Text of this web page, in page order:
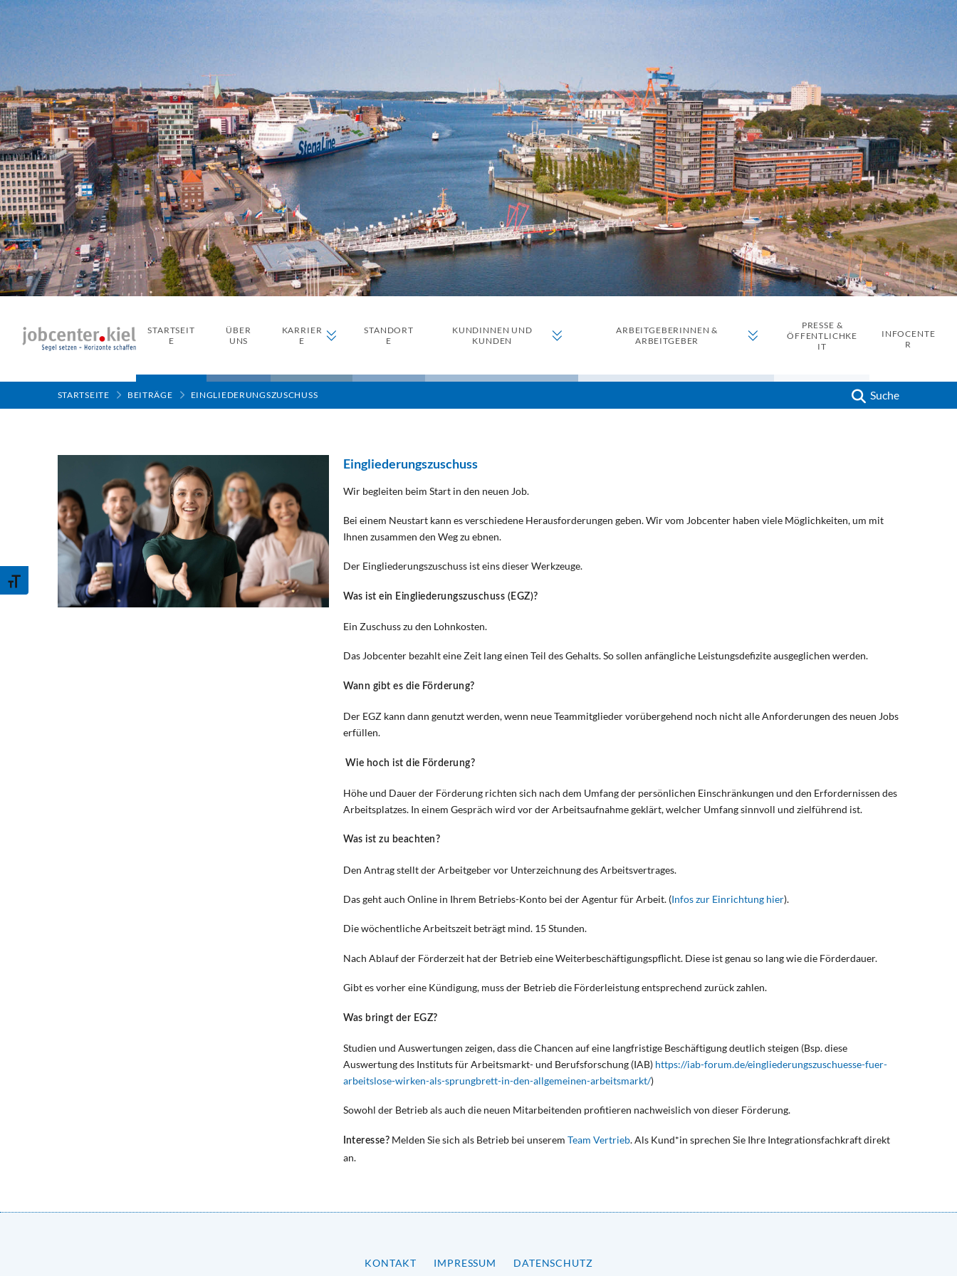
Schrift vergrößern
STARTSEIT
E
ÜBER
UNS
KARRIER
E
STANDORT
E
KUNDINNEN UND
KUNDEN
ARBEITGEBERINNEN &
ARBEITGEBER
PRESSE &
ÖFFENTLICHKE
IT
INFOCENTE
R
STARTSEITE BEITRÄGE EINGLIEDERUNGSZUSCHUSS Suche
Eingliederungszuschuss
Wir begleiten beim Start in den neuen Job.
Bei einem Neustart kann es verschiedene Herausforderungen geben. Wir vom Jobcenter haben viele Möglichkeiten, um mit
Ihnen zusammen den Weg zu ebnen.
Der Eingliederungszuschuss ist eins dieser Werkzeuge.
Was ist ein Eingliederungszuschuss (EGZ)?
Ein Zuschuss zu den Lohnkosten.
Das Jobcenter bezahlt eine Zeit lang einen Teil des Gehalts. So sollen anfängliche Leistungsdefizite ausgeglichen werden.
Wann gibt es die Förderung?
Der EGZ kann dann genutzt werden, wenn neue Teammitglieder vorübergehend noch nicht alle Anforderungen des neuen Jobs
erfüllen.
Wie hoch ist die Förderung?
Höhe und Dauer der Förderung richten sich nach dem Umfang der persönlichen Einschränkungen und den Erfordernissen des
Arbeitsplatzes. In einem Gespräch wird vor der Arbeitsaufnahme geklärt, welcher Umfang sinnvoll und zielführend ist.
Was ist zu beachten?
Den Antrag stellt der Arbeitgeber vor Unterzeichnung des Arbeitsvertrages.
Das geht auch Online in Ihrem Betriebs-Konto bei der Agentur für Arbeit. (Infos zur Einrichtung hier).
Die wöchentliche Arbeitszeit beträgt mind. 15 Stunden.
Nach Ablauf der Förderzeit hat der Betrieb eine Weiterbeschäftigungspflicht. Diese ist genau so lang wie die Förderdauer.
Gibt es vorher eine Kündigung, muss der Betrieb die Förderleistung entsprechend zurück zahlen.
Was bringt der EGZ?
Studien und Auswertungen zeigen, dass die Chancen auf eine langfristige Beschäftigung deutlich steigen (Bsp. diese
Auswertung des Instituts für Arbeitsmarkt- und Berufsforschung (IAB) https://iab-forum.de/eingliederungszuschuesse-fuer-
arbeitslose-wirken-als-sprungbrett-in-den-allgemeinen-arbeitsmarkt/)
Sowohl der Betrieb als auch die neuen Mitarbeitenden profitieren nachweislich von dieser Förderung.
Interesse? Melden Sie sich als Betrieb bei unseremTeam Vertrieb. Als Kund*in sprechen Sie Ihre Integrationsfachkraft direkt
an.
KONTAKT IMPRESSUM DATENSCHUTZ